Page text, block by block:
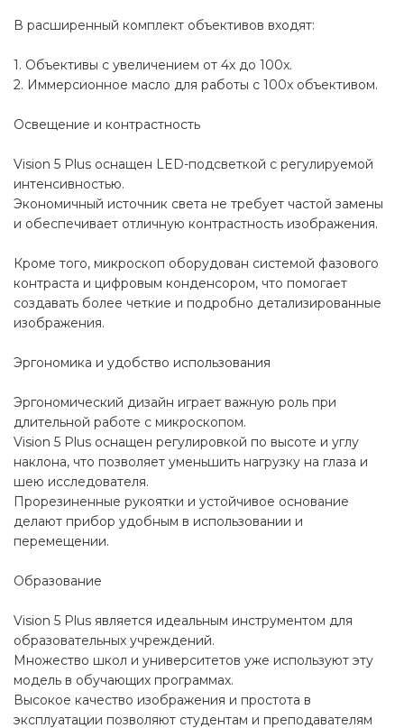
В расширенный комплект объективов входят:
1. Объективы с увеличением от 4x до 100x.
2. Иммерсионное масло для работы с 100x объективом.
Освещение и контрастность
Vision 5 Plus оснащен LED-подсветкой с регулируемой
интенсивностью.
Экономичный источник света не требует частой замены
и обеспечивает отличную контрастность изображения.
Кроме того, микроскоп оборудован системой фазового
контраста и цифровым конденсором, что помогает
создавать более четкие и подробно детализированные
изображения.
Эргономика и удобство использования
Эргономический дизайн играет важную роль при
длительной работе с микроскопом.
Vision 5 Plus оснащен регулировкой по высоте и углу
наклона, что позволяет уменьшить нагрузку на глаза и
шею исследователя.
Прорезиненные рукоятки и устойчивое основание
делают прибор удобным в использовании и
перемещении.
Образование
Vision 5 Plus является идеальным инструментом для
образовательных учреждений.
Множество школ и университетов уже используют эту
модель в обучающих программах.
Высокое качество изображения и простота в
эксплуатации позволяют студентам и преподавателям